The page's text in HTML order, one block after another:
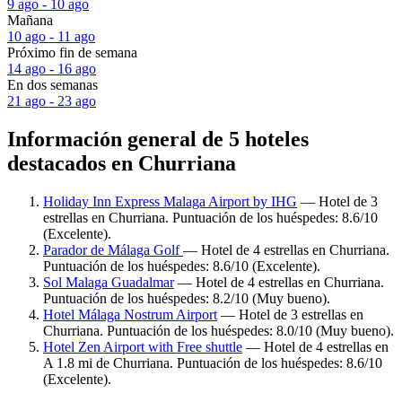
9 ago - 10 ago
Mañana
10 ago - 11 ago
Próximo fin de semana
14 ago - 16 ago
En dos semanas
21 ago - 23 ago
Información general de 5 hoteles
destacados en Churriana
Holiday Inn Express Malaga Airport by IHG — Hotel de 3
estrellas en Churriana. Puntuación de los huéspedes: 8.6/10
(Excelente).
Parador de Málaga Golf— Hotel de 4 estrellas en Churriana.
Puntuación de los huéspedes: 8.6/10 (Excelente).
Sol Malaga Guadalmar— Hotel de 4 estrellas en Churriana.
Puntuación de los huéspedes: 8.2/10 (Muy bueno).
Hotel Málaga Nostrum Airport — Hotel de 3 estrellas en
Churriana. Puntuación de los huéspedes: 8.0/10 (Muy bueno).
Hotel Zen Airport with Free shuttle — Hotel de 4 estrellas en
A 1.8 mi de Churriana. Puntuación de los huéspedes: 8.6/10
(Excelente).